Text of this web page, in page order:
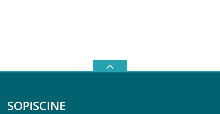
SOPISCINE